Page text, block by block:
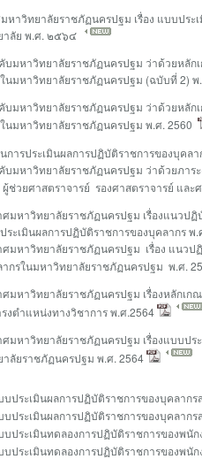
หาวิทยาลัยราชภัฏนครปฐม เรื่อง แบบประ
าลัย พ.ศ. ๒๕๖๔
บมหาวิทยาลัยราชภัฏนครปฐม ว่าด้วยหลัก
นมหาวิทยาลัยราชภัฏนครปฐม (ฉบับที่ 2) พ
บมหาวิทยาลัยราชภัฏนครปฐม ว่าด้วยหลัก
นมหาวิทยาลัยราชภัฏนครปฐม พ.ศ. 2560
การประเมินผลการปฏิบัติราชการของบุคล
บมหาวิทยาลัยราชภัฏนครปฐม ว่าด้วยภาร
ผู้ช่วยศาสตราจารย์ รองศาสตราจารย์ และ
ศมหาวิทยาลัยราชภัฏนครปฐม เรื่องแนวปฏิ
ระเมินผลการปฏิบัติราชการของบุคลากร พ.
ศมหาวิทยาลัยราชภัฏนครปฐม เรื่อง แนวป
กรในมหาวิทยาลัยราชภัฏนครปฐม พ.ศ.
ศมหาวิทยาลัยราชภัฏนครปฐม เรื่องหลักเ
งตำแหน่งทางวิชาการ พ.ศ.2564
ศมหาวิทยาลัยราชภัฏนครปฐม เรื่องแบบป
ลัยราชภัฏนครปฐม พ.ศ. 2564
บประเมินผลการปฏิบัติราชการของบุคลากร
บประเมินผลการปฏิบัติราชการของบุคลาก
บประเมินทดลองการปฏิบัติราชการของพนั
บประเมินทดลองการปฏิบัติราชการของพนั